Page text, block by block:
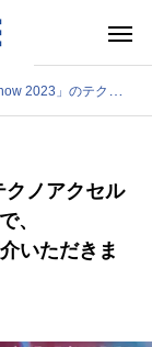
紹介動画で、RoboSapiensのBambooBotをご紹介いただきました
ノアクセル
、
いただきま